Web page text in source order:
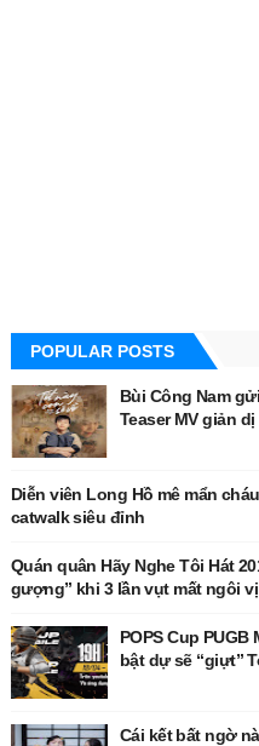
POPULAR POSTS
Bùi Công Nam
Teaser MV giản
Diễn viên Long Hồ mê mẩn
catwalk siêu đỉnh
Quán quân Hãy Nghe Tôi Hát
gượng” khi 3 lần vụt mất ngôi
POPS Cup
bật dự sẽ “giựt”
Cái kết bất ngờ